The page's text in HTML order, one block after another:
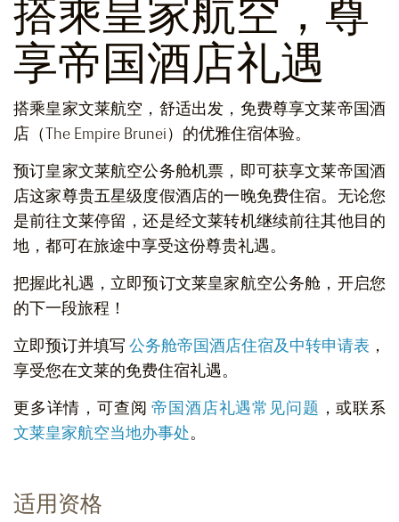
搭乘皇家航空，尊
享帝国酒店礼遇
搭乘皇家文莱航空，舒适出发，免费尊享文莱帝国酒
店（The Empire Brunei）的优雅住宿体验。
预订皇家文莱航空公务舱机票，即可获享文莱帝国酒
店这家尊贵五星级度假酒店的一晚免费住宿。无论您
是前往文莱停留，还是经文莱转机继续前往其他目的
地，都可在旅途中享受这份尊贵礼遇。
把握此礼遇，立即预订文莱皇家航空公务舱，开启您
的下一段旅程！
立即预订并填写 公务舱帝国酒店住宿及中转申请表 ，
享受您在文莱的免费住宿礼遇。
更多详情，可查阅帝国酒店礼遇常见问题 ，或联系
文莱皇家航空当地办事处。
适用资格